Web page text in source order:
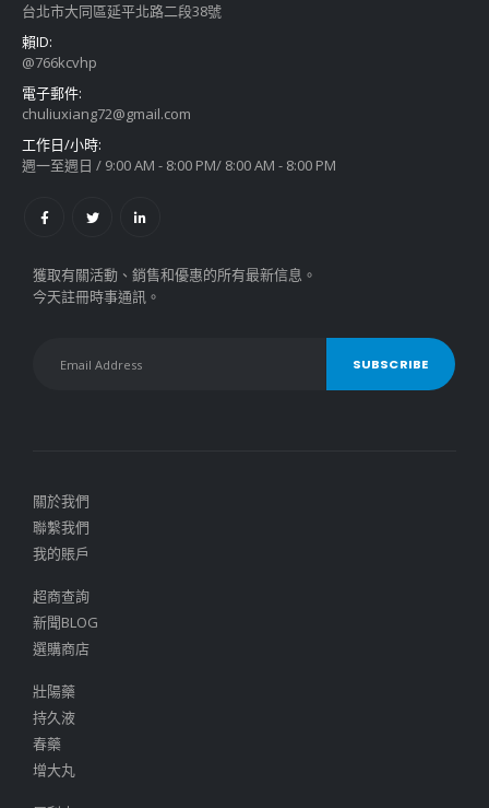
台北市大同區延平北路二段38號
賴ID:
@766kcvhp
電子郵件:
chuliuxiang72@gmail.com
工作日/小時:
週一至週日 / 9:00 AM - 8:00 PM/ 8:00 AM - 8:00 PM
獲取有關活動、銷售和優惠的所有最新信息。
今天註冊時事通訊。
關於我們
聯繫我們
我的賬戶
超商查詢
新聞BLOG
選購商店
壯陽藥
持久液
春藥
增大丸